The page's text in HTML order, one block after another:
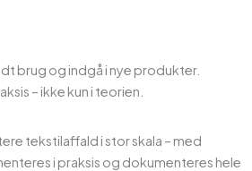
brug og indgå i nye produkter.
– ikke kun i teorien.
tekstilaffald i stor skala – med
i praksis og dokumenteres hele